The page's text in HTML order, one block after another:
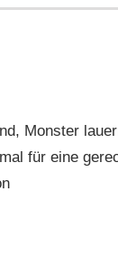
Monster
für eine